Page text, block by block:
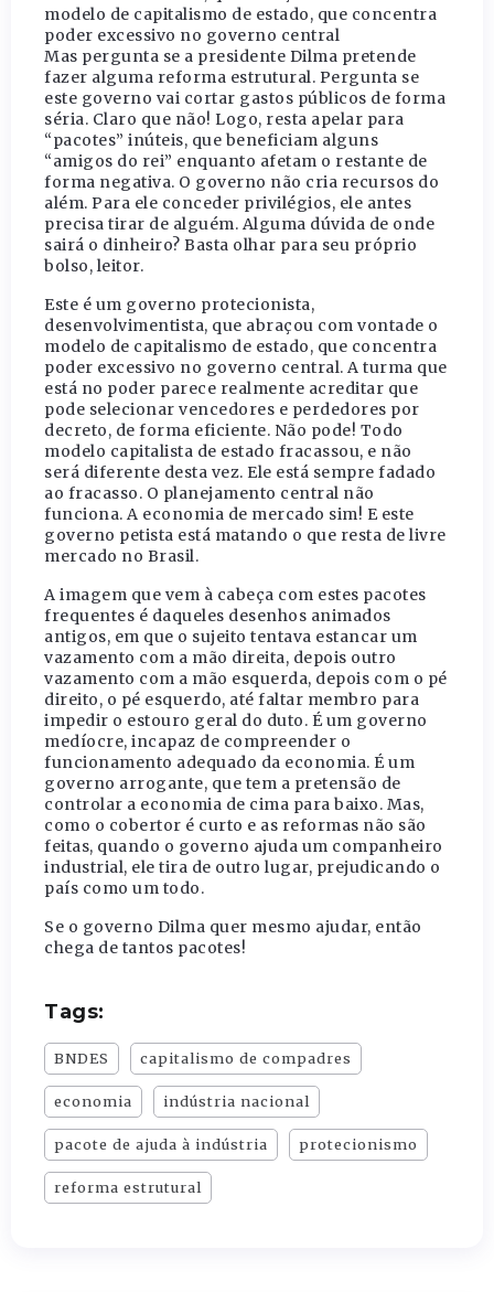
modelo de capitalismo de estado, que concentra
poder excessivo no governo central
Mas pergunta se a presidente Dilma pretende
fazer alguma reforma estrutural. Pergunta se
este governo vai cortar gastos públicos de forma
séria. Claro que não! Logo, resta apelar para
“pacotes” inúteis, que beneficiam alguns
“amigos do rei” enquanto afetam o restante de
forma negativa. O governo não cria recursos do
além. Para ele conceder privilégios, ele antes
precisa tirar de alguém. Alguma dúvida de onde
sairá o dinheiro? Basta olhar para seu próprio
bolso, leitor.
Este é um governo protecionista,
desenvolvimentista, que abraçou com vontade o
modelo de capitalismo de estado, que concentra
poder excessivo no governo central. A turma que
está no poder parece realmente acreditar que
pode selecionar vencedores e perdedores por
decreto, de forma eficiente. Não pode! Todo
modelo capitalista de estado fracassou, e não
será diferente desta vez. Ele está sempre fadado
ao fracasso. O planejamento central não
funciona. A economia de mercado sim! E este
governo petista está matando o que resta de livre
mercado no Brasil.
A imagem que vem à cabeça com estes pacotes
frequentes é daqueles desenhos animados
antigos, em que o sujeito tentava estancar um
vazamento com a mão direita, depois outro
vazamento com a mão esquerda, depois com o pé
direito, o pé esquerdo, até faltar membro para
impedir o estouro geral do duto. É um governo
medíocre, incapaz de compreender o
funcionamento adequado da economia. É um
governo arrogante, que tem a pretensão de
controlar a economia de cima para baixo. Mas,
como o cobertor é curto e as reformas não são
feitas, quando o governo ajuda um companheiro
industrial, ele tira de outro lugar, prejudicando o
país como um todo.
Se o governo Dilma quer mesmo ajudar, então
chega de tantos pacotes!
Tags:
BNDES capitalismo de compadres
economia indústria nacional
pacote de ajuda à indústria protecionismo
reforma estrutural